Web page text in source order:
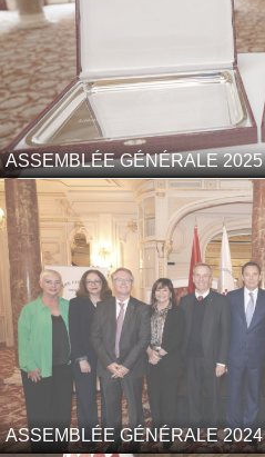
ASSEMBLÉE GÉNÉRALE 2025
ASSEMBLÉE GÉNÉRALE 2024